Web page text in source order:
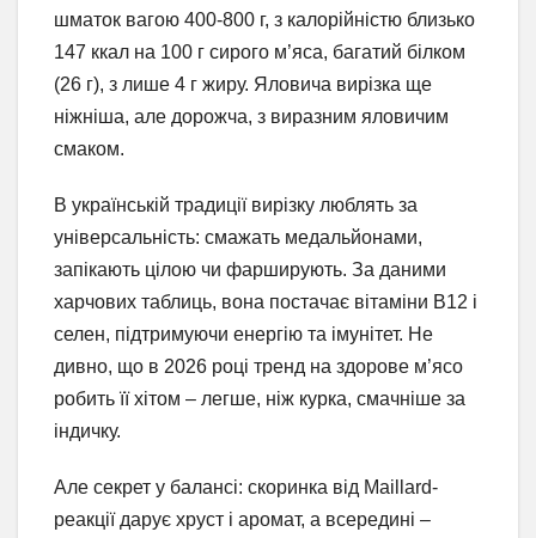
шматок вагою 400-800 г, з калорійністю близько
147 ккал на 100 г сирого м’яса, багатий білком
(26 г), з лише 4 г жиру. Яловича вирізка ще
ніжніша, але дорожча, з виразним яловичим
смаком.
В українській традиції вирізку люблять за
універсальність: смажать медальйонами,
запікають цілою чи фарширують. За даними
харчових таблиць, вона постачає вітаміни B12 і
селен, підтримуючи енергію та імунітет. Не
дивно, що в 2026 році тренд на здорове м’ясо
робить її хітом – легше, ніж курка, смачніше за
індичку.
Але секрет у балансі: скоринка від Маillard-
реакції дарує хруст і аромат, а всередині –